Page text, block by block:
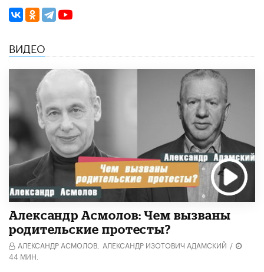
ВИДЕО
Александр Асмолов: Чем вызваны
родительские протесты?
АЛЕКСАНДР АСМОЛОВ, АЛЕКСАНДР ИЗОТОВИЧ АДАМСКИЙ /
44 МИН.